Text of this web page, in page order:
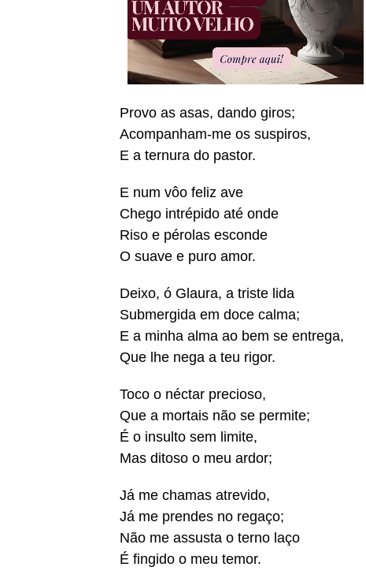
Provo as asas, dando giros;
Acompanham-me os suspiros,
E a ternura do pastor.
E num vôo feliz ave
Chego intrépido até onde
Riso e pérolas esconde
O suave e puro amor.
Deixo, ó Glaura, a triste lida
Submergida em doce calma;
E a minha alma ao bem se entrega,
Que lhe nega a teu rigor.
Toco o néctar precioso,
Que a mortais não se permite;
É o insulto sem limite,
Mas ditoso o meu ardor;
Já me chamas atrevido,
Já me prendes no regaço;
Não me assusta o terno laço
É fingido o meu temor.